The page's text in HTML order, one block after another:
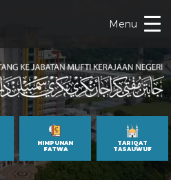
Menu
HIMPUNAN
FATWA
TARIQAT
TASAUWUF